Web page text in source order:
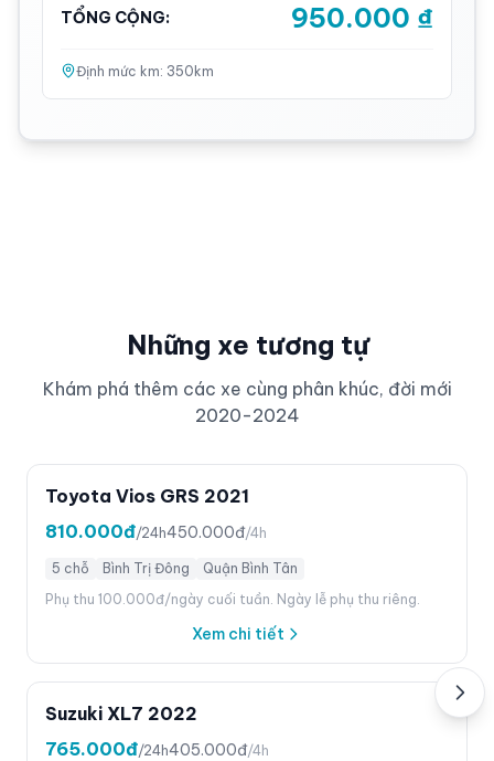
TỔNG CỘNG: 950.000 ₫
Định mức km: 350 km
Những xe tương tự
Khám phá thêm các xe cùng phân khúc, đời mới
2020-2024
Toyota Vios GRS 2021
810.000đ/24h450.000đ/4h
5 chỗ Bình Trị Đông
Quận Bình Tân
Phụ thu 100.000đ/ngày cuối tuần. Ngày lễ phụ thu riêng.
Xem chi tiết
Suzuki XL7 2022
765.000đ/24h405.000đ/4h